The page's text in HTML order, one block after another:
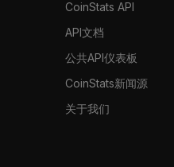
CoinStats API
API文档
公共API仪表板
CoinStats新闻源
关于我们